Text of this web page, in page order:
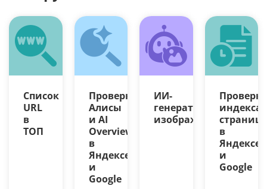
Список
URL
в
ТОП
Проверка
Алисы
и AI
Overview
в
Яндексе
и
Google
ИИ-
генератор
изображений
Проверка
страниц
в
Яндексе
и
Google